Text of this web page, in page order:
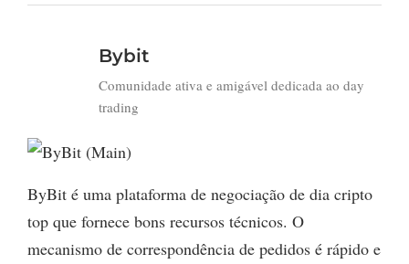
Bybit
Comunidade ativa e amigável dedicada ao day
trading
ByBit é uma plataforma de negociação de dia cripto
top que fornece bons recursos técnicos. O
mecanismo de correspondência de pedidos é rápido e